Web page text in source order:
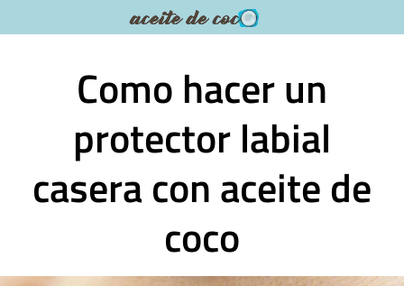
al
Como hacer un
protector labial
casera con aceite de
coco